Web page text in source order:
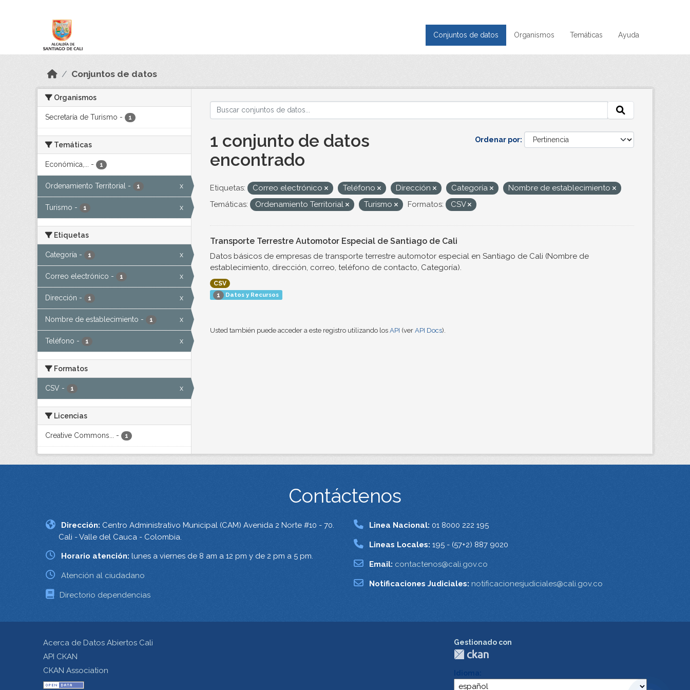
Conjuntos de datos Organismos Temáticas Ayuda
Conjuntos de datos
Organismos
Secretaría de Turismo - 1
Temáticas
Económica,... - 1
Ordenamiento Territorial - 1 x
Turismo - 1 x
Etiquetas
Categoría - 1 x
Correo electrónico - 1 x
Dirección - 1 x
Nombre de establecimiento - 1 x
Teléfono - 1 x
Formatos
CSV - 1 x
Licencias
Creative Commons... - 1
Ordenar por
1 conjunto de datos
encontrado
Etiquetas: Correo electrónico Teléfono Dirección Categoría
Nombre de establecimiento
Temáticas:
Ordenamiento Territorial Turismo Formatos: CSV
Transporte Terrestre Automotor Especial de Santiago de Cali
Datos básicos de empresas de transporte terrestre automotor especial en Santiago de Cali (Nombre de
establecimiento, dirección, correo, teléfono de contacto, Categoría).
CSV
1
Datos y Recursos
Usted también puede acceder a este registro utilizando los API (ver API Docs).
Contáctenos
Dirección: Centro Administrativo Municipal (CAM) Avenida 2 Norte #10 - 70.
Cali - Valle del Cauca - Colombia.
Horario atención: lunes a viernes de 8 am a 12 pm y de 2 pm a 5 pm.
Atención al ciudadano
Directorio dependencias
Linea Nacional: 01 8000 222 195
Lineas Locales: 195 - (57+2) 887 9020
Email: contactenos@cali.gov.co
Notificaciones Judiciales: notificacionesjudiciales@cali.gov.co
Acerca de Datos Abiertos Cali
API CKAN
CKAN Association
Gestionado con